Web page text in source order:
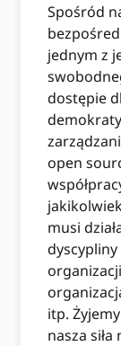
Spośród
jednym z
dostępie
open
musi
itp.
nasza